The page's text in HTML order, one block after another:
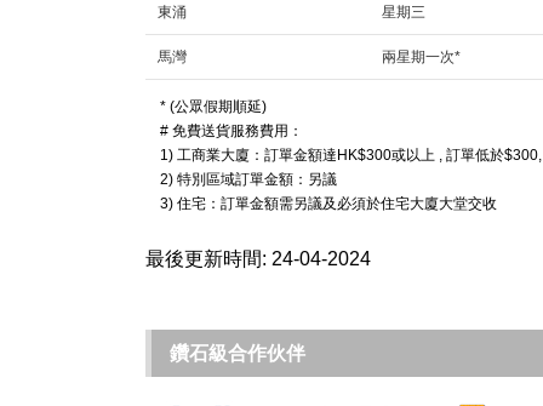
東涌 星期三
馬灣 兩星期一次*
* (公眾假期順延)
# 免費送貨服務費用：
1) 工商業大廈：訂單金額達HK$300或以上 , 訂單低於
2) 特別區域訂單金額：另議
3) 住宅：訂單金額需另議及必須於住宅大廈大堂交收
最後更新時間: 24-04-2024
鑽石級合作伙伴